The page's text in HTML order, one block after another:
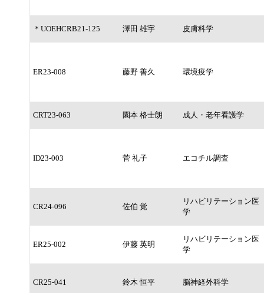
＊UOEHCRB21-125 澤田 雄宇 皮膚科学
ER23-008 藤野 善久 環境疫学
CRT23-063 園本 格士朗 成人・老年看護学
ID23-003 菅 礼子 エコチル調査
CR24-096 佐伯 覚
リハビリテーション医
学
ER25-002 伊藤 英明
リハビリテーション医
学
CR25-041 鈴木 恒平 脳神経外科学